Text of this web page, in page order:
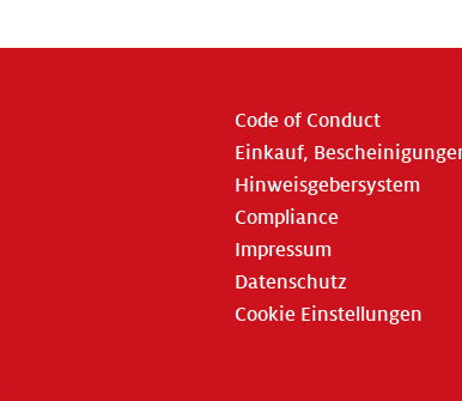
Code of Conduct
Einkauf,
Hinweisgebersystem
Compliance
Impressum
Datenschutz
Cookie Einstellungen